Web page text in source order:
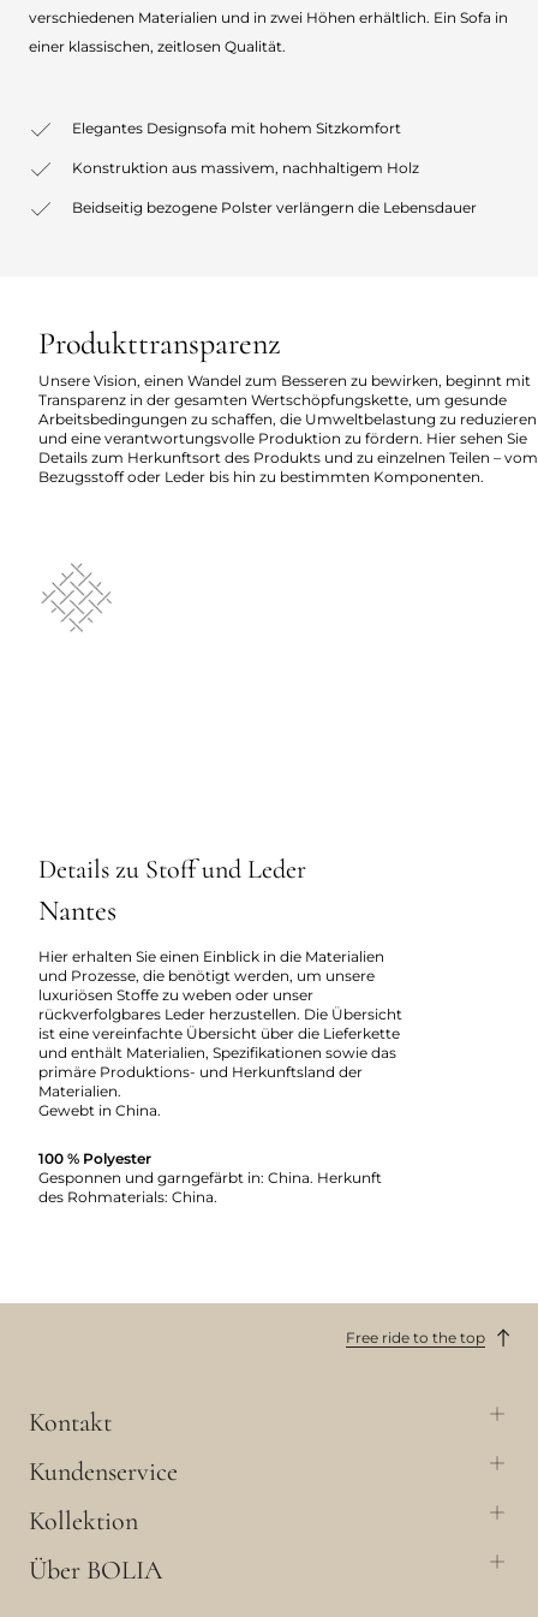
verschiedenen Materialien und in zwei Höhen erhältlich. Ein Sofa in
einer klassischen, zeitlosen Qualität.
Elegantes Designsofa mit hohem Sitzkomfort
Konstruktion aus massivem, nachhaltigem Holz
Beidseitig bezogene Polster verlängern die Lebensdauer
Produkttransparenz
Unsere Vision, einen Wandel zum Besseren zu bewirken, beginnt mit
Transparenz in der gesamten Wertschöpfungskette, um gesunde
Arbeitsbedingungen zu schaffen, die Umweltbelastung zu reduzieren
und eine verantwortungsvolle Produktion zu fördern. Hier sehen Sie
Details zum Herkunftsort des Produkts und zu einzelnen Teilen – vom
Bezugsstoff oder Leder bis hin zu bestimmten Komponenten.
Details zu Stoff und Leder
Nantes
Hier erhalten Sie einen Einblick in die Materialien
und Prozesse, die benötigt werden, um unsere
luxuriösen Stoffe zu weben oder unser
rückverfolgbares Leder herzustellen. Die Übersicht
ist eine vereinfachte Übersicht über die Lieferkette
und enthält Materialien, Spezifikationen sowie das
primäre Produktions- und Herkunftsland der
Materialien.
Gewebt in China.
100 % Polyester
Gesponnen und garngefärbt in: China. Herkunft
des Rohmaterials: China.
Free ride to the top
Kontakt
Kundenservice
Kollektion
Über BOLIA